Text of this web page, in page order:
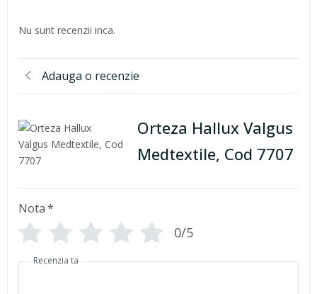
Nu sunt recenzii inca.
Adauga o recenzie
Orteza Hallux Valgus
Medtextile, Cod 7707
Nota*
0/5
Recenzia ta